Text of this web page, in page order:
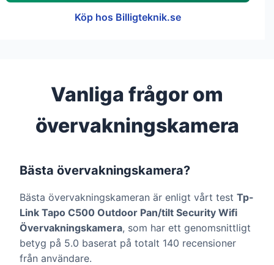
Köp hos Billigteknik.se
Vanliga frågor om
övervakningskamera
Bästa övervakningskamera?
Bästa övervakningskameran är enligt vårt test Tp-
Link Tapo C500 Outdoor Pan/tilt Security Wifi
Övervakningskamera, som har ett genomsnittligt
betyg på 5.0 baserat på totalt 140 recensioner
från användare.